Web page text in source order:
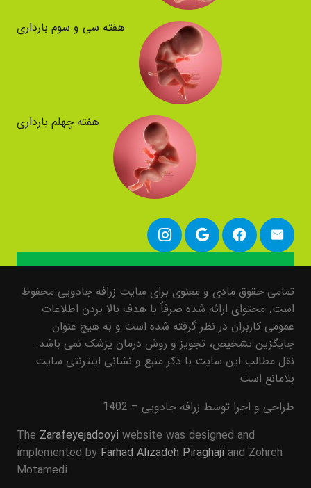
هفته سی و سوم بارداری
هفته چهلم بارداری
تمامی حقوق مادی و معنوی برای سایت زرافه جادویی محفوظ
است. محتوای ارائه شده صرفاً با هدف بالا بردن اطلاعات
عمومی کاربران در نظر گرفته شده است و به هیچ عنوان
جایگزین تشخیص، تجویز و روش درمان پزشک نمی باشد.
نقل مطالب این سایت با ذکر منبع و نشانی اینترنتی سایت
بلامانع است
طراحی و اجرا توسط زرافه جادویی – 1402
The Zarafeyejadooyi website was designed and
implemented by Farhad Alizadeh Piraghaji and Zohreh
Motamedi